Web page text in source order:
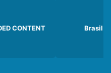
CONTENT Brasil